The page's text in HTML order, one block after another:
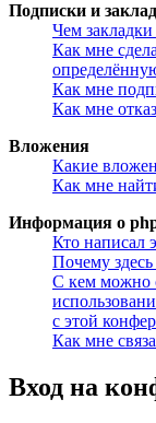
Подписки и
Чем
Как мне
Как мне
Как мне
Вложения
Какие
Как мне
Информация о
Кто написал
Почему
С кем можно
с этой
Как мне
Вход на